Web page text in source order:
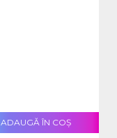
ADAUGĂ ÎN COŞ